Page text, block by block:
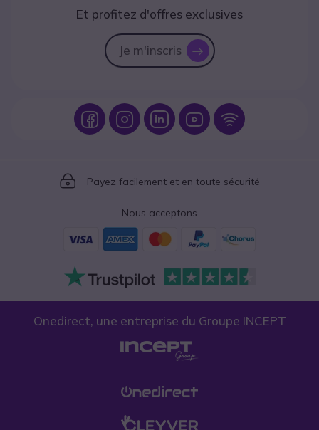
Et profitez d'offres exclusives
Je m'inscris icon
Icon IconIcon Icon Icon
Icon
Payez facilement et en toute sécurité
Nous acceptons
Onedirect, une entreprise du Groupe INCEPT